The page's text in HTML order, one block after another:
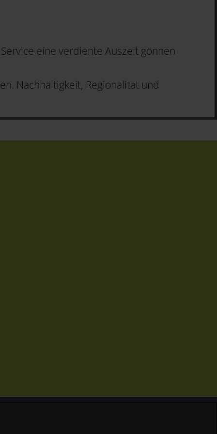
eine verdiente Auszeit gönnen
Nachhaltigkeit, Regionalität und